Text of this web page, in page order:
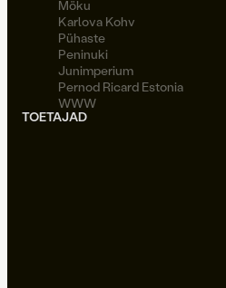
Möku
Karlova Kohv
Pühaste
Peninuki
Junimperium
Pernod Ricard Estonia
WWW
TOETAJAD